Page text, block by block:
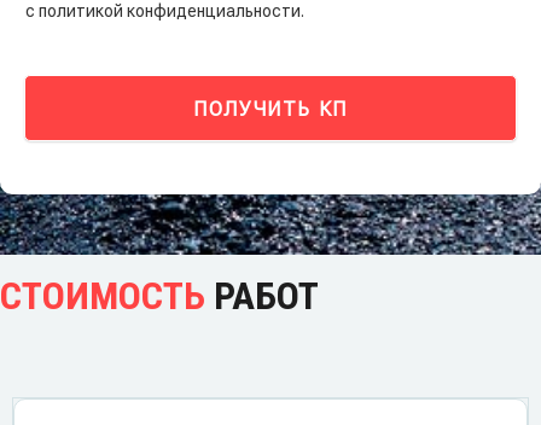
с политикой конфиденциальности.
ПОЛУЧИТЬ КП
СТОИМОСТЬ РАБОТ